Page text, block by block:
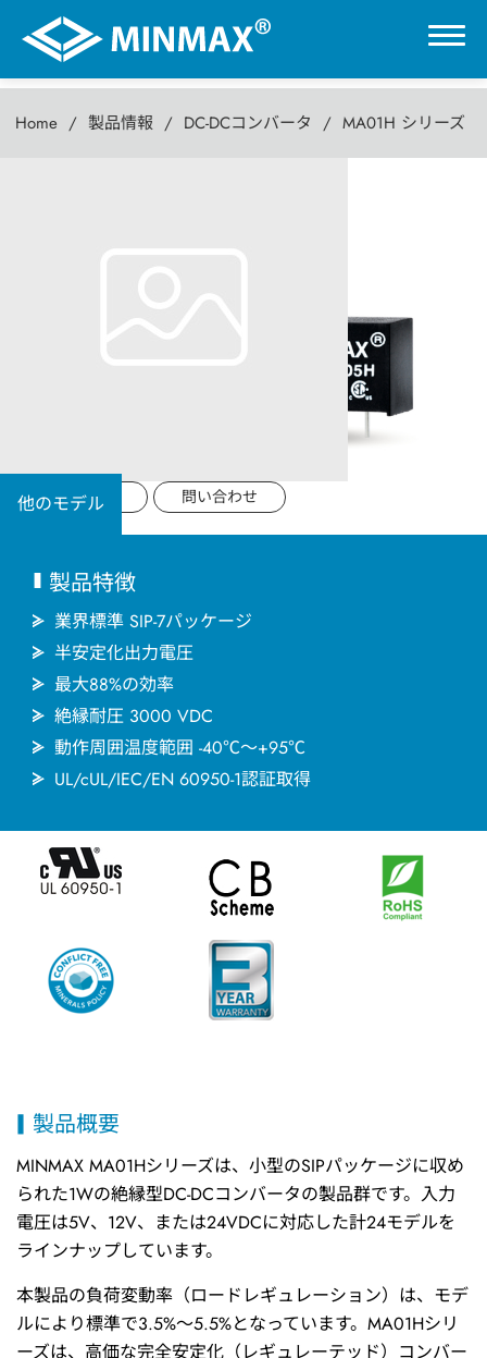
Home 製品情報 DC-DCコンバータ MA01H シリーズ
他のモデル
データシート 問い合わせ
製品特徴
業界標準 SIP-7パッケージ
半安定化出力電圧
最大88%の効率
絶縁耐圧 3000 VDC
動作周囲温度範囲 -40℃～+95℃
UL/cUL/IEC/EN 60950-1認証取得
製品概要
MINMAX MA01Hシリーズは、小型のSIPパッケージに収め
られた1Wの絶縁型DC-DCコンバータの製品群です。入力
電圧は5V、12V、または24VDCに対応した計24モデルを
ラインナップしています。
本製品の負荷変動率（ロードレギュレーション）は、モデ
ルにより標準で3.5%〜5.5%となっています。MA01Hシリ
ーズは、高価な完全安定化（レギュレーテッド）コンバー
0
DC-DCコンバータ
用途分野
会社情報
最新情報
お問い合わせ